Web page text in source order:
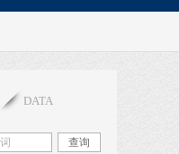
DATA
查询